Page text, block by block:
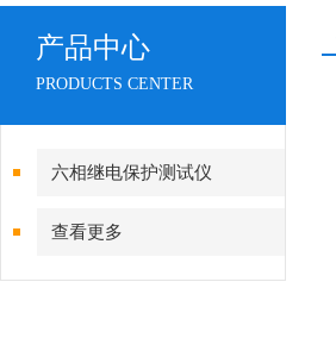
产品中心
PRODUCTS CENTER
六相继电保护测试仪
查看更多